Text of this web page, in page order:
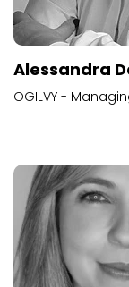
Alessandra
OGILVY -